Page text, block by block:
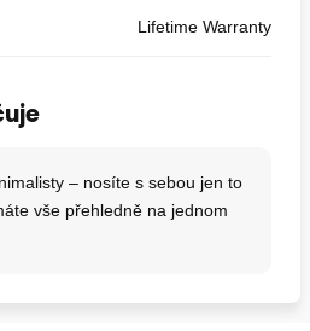
Lifetime Warranty
– nosíte s sebou jen to
vše přehledně na jednom